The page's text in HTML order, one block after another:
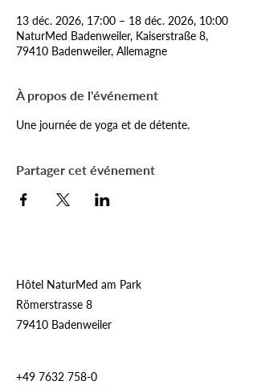
13 déc. 2026, 17:00 – 18 déc. 2026, 10:00
NaturMed Badenweiler, Kaiserstraße 8,
79410 Badenweiler, Allemagne
À propos de l'événement
Une journée de yoga et de détente.
Partager cet événement
Hôtel NaturMed am Park
Römerstrasse 8
79410 Badenweiler
+49 7632 758-0